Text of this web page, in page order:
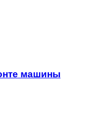
машины